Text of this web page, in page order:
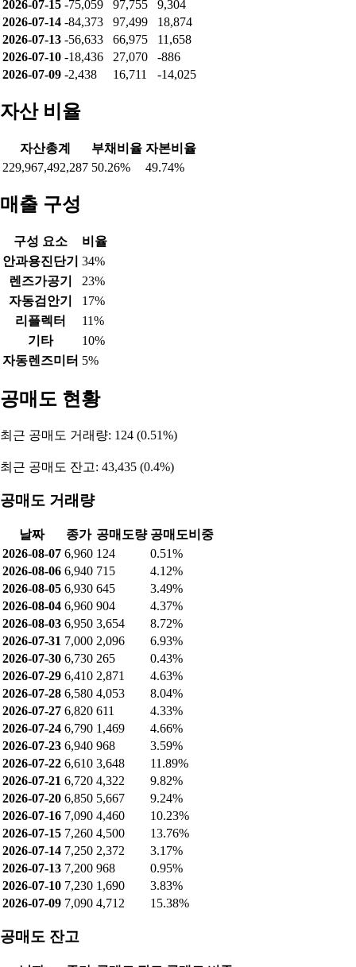
날짜 개인 기관
외인
2026-08-07 -142,153 141,594
36,668
2026-08-06 -127,814 135,948
27,975
2026-08-05 -127,086 130,631
27,255
2026-08-03
-132,454
2026-07-30 -111,586 119,834 13,377
2026-07-29 -76,552 113,833 -15,656
2026-07-27 -68,443
2026-07-24
-64,846
2026-07-23
-57,743
2026-07-22
-47,971
2026-07-21 -50,982
2026-07-20 -64,564
2026-07-16 -75,452
2026-07-15
-75,059
2026-07-14
-84,373
2026-07-13 -56,633
2026-07-09
-2,438
자산 비율
자산총계 부채비율 자본비율
구성 요소
비율
안과용진단기 34%
렌즈가공기
23%
자동검안기
17%
리플렉터
11%
기타
10%
자동렌즈미터 5%
공매도 현황
최근 공매도 거래량: 124 (0.51%)
최근 공매도 잔고: 43,435 (0.4%)
공매도 거래량
날짜 종가 공매도량
공매도비중
2026-08-07 6,960 124
0.51%
2026-08-06 6,940 715
4.12%
2026-08-05 6,930 645
3.49%
2026-08-03 6,950